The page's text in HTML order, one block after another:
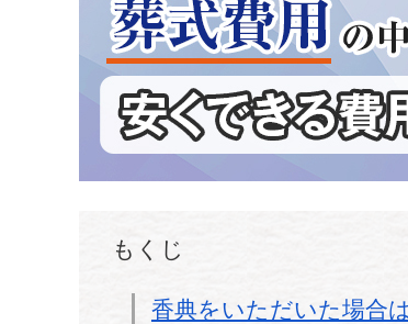
もくじ
香典をいただいた場合